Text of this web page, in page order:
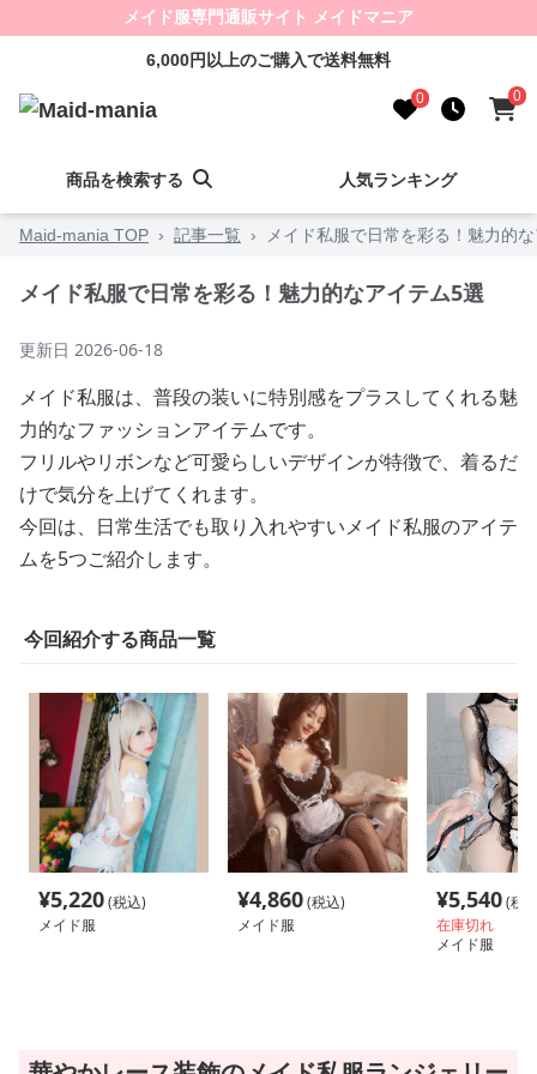
メイド服専門通販サイト メイドマニア
6,000円以上のご購入で送料無料
0 0
商品を検索する 人気ランキング
Maid-mania TOP › 記事一覧 › メイド私服で日常を彩る！魅力的
メイド私服で日常を彩る！魅力的なアイテム5選
更新日 2026-06-18
メイド私服は、普段の装いに特別感をプラスしてくれる魅
力的なファッションアイテムです。
フリルやリボンなど可愛らしいデザインが特徴で、着るだ
けで気分を上げてくれます。
今回は、日常生活でも取り入れやすいメイド私服のアイテ
ムを5つご紹介します。
今回紹介する商品一覧
¥5,220(税込)
メイド服
¥4,860(税込)
メイド服
¥5,540(税
在庫切れ
メイド服